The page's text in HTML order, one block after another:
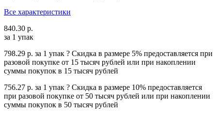
Все характеристики
840.30 р.
за 1 упак
798.29 р. за 1 упак ? Cкидка в размере 5% предоставляется при
разовой покупке от 15 тысяч рублей или при накоплении
суммы покупок в 15 тысяч рублей
756.27 р. за 1 упак ? Cкидка в размере 10% предоставляется
при разовой покупке от 50 тысяч рублей или при накоплении
суммы покупок в 50 тысяч рублей